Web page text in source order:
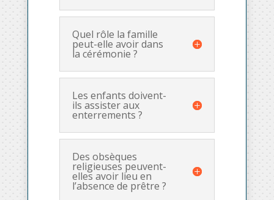
Quel rôle la famille
peut-elle avoir dans
la cérémonie ?
Les enfants doivent-
ils assister aux
enterrements ?
Des obsèques
religieuses peuvent-
elles avoir lieu en
l’absence de prêtre ?